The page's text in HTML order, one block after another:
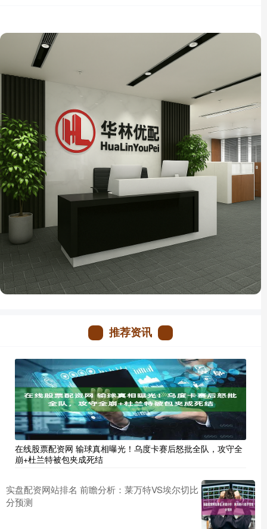
推荐资讯
在线股票配资网 输球真相曝光！乌度卡赛后怒批全队，攻守全
崩+杜兰特被包夹成死结
实盘配资网站排名 前瞻分析：莱万特VS埃尔切比
分预测